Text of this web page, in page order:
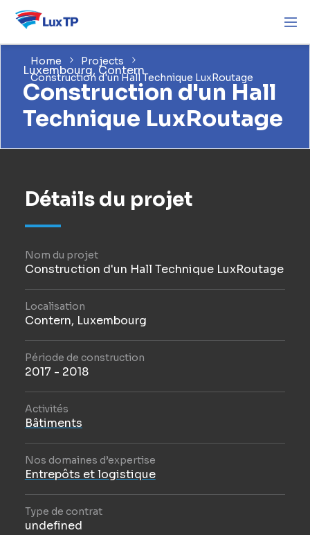
Home
Projects
Construction d'un Hall Technique LuxRoutage
Luxembourg, Contern
Construction d'un Hall
Technique LuxRoutage
Détails du projet
Nom du projet
Construction d'un Hall Technique LuxRoutage
Localisation
Contern, Luxembourg
Période de construction
2017 - 2018
Activités
Bâtiments
Nos domaines d’expertise
Entrepôts et logistique
Type de contrat
undefined